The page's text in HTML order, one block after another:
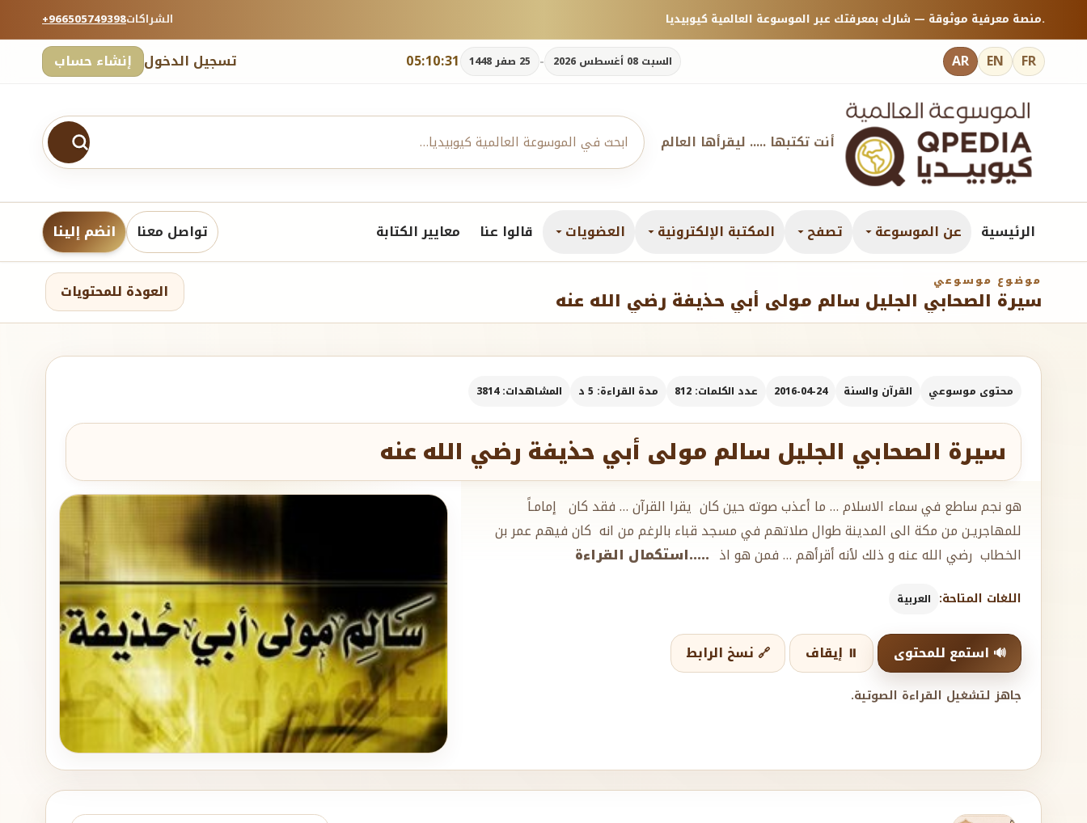
+966505749398الشراكات منصة معرفية موثوقة — شارك بمعرفتك عبر الموسوعة العالمية كيوبيديا.
تسجيل الدخول إنشاء حساب 05:10:32 السبت 08 أغسطس 2026 - 25 صفر 1448 AR EN FR
أنت تكتبها ..... ليقرأها العالم
الرئيسية عن الموسوعة تصفح المكتبة الإلكترونية العضويات قالوا عنا معايير الكتابة تواصل معنا انضم إلينا
موضوع موسوعي
سيرة الصحابي الجليل سالم مولى أبي حذيفة رضي الله عنه العودة للمحتويات
محتوى موسوعي القرآن والسنة 2016-04-24 عدد الكلمات: 812 مدة القراءة: 5 د المشاهدات: 3814
سيرة الصحابي الجليل سالم مولى أبي حذيفة رضي الله عنه
هو نجم ساطع في سماء الاسلام … ما أعذب صوته حين كان يقرا القرآن … فقد كان إمامـاً
للمهاجريـن من مكة الى المدينة طوال صلاتهم في مسجد قباء بالرغم من انه كان فيهم عمر بن
الخطاب رضي الله عنه و ذلك لأنه أقرأهم … فمن هو اذ .....استكمال القراءة
اللغات المتاحة: العربية
🔊 استمع للمحتوى ⏸️ إيقاف 🔗 نسخ الرابط
جاهز لتشغيل القراءة الصوتية.